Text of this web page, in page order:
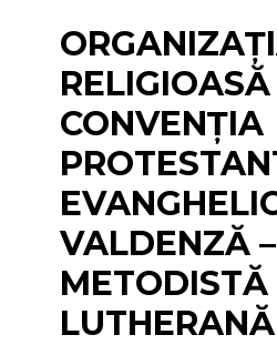
RELIGIOASĂ
CONVENŢIA
VALDENZĂ –
METODISTĂ
LUTHERANĂ